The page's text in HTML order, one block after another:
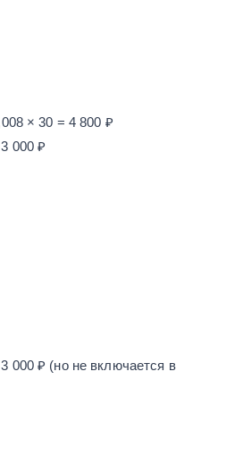
× 30 = 4 800 ₽
000 ₽
000 ₽ (но не включается в